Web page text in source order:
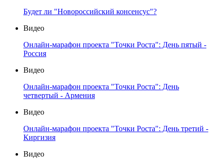
Будет ли "Новороссийский консенсус"?
Видео
Онлайн-марафон проекта "Точки Роста": День пятый -
Россия
Видео
Онлайн-марафон проекта "Точки Роста": День
четвертый - Армения
Видео
Онлайн-марафон проекта "Точки Роста": День третий -
Киргизия
Видео